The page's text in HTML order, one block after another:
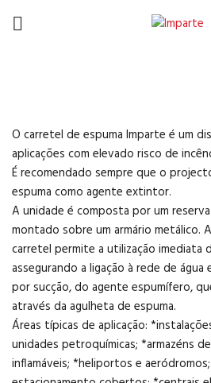
O carretel de espuma Imparte é um
aplicações com elevado risco de
É recomendado sempre que o
espuma como agente extintor.
A unidade é composta por um
montado sobre um armário metálico.
carretel permite a utilização imediata
assegurando a ligação à rede de
por sucção, do agente espumífero,
através da agulheta de espuma.
Áreas típicas de aplicação:
unidades petroquímicas; *armazéns
inflamáveis; *heliportos e